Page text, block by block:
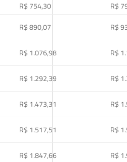
R$ 754,30
R$
R$ 890,07
R$
R$ 1.076,98
R$
R$ 1.292,39
R$
R$ 1.473,31
R$
R$ 1.517,51
R$
R$ 1.847,66
R$